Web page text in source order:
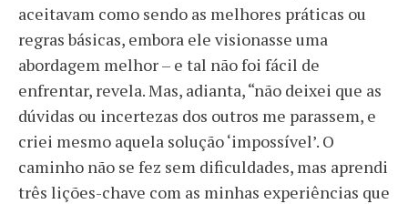
aceitavam como sendo as melhores práticas ou
regras básicas, embora ele visionasse uma
abordagem melhor – e tal não foi fácil de
enfrentar, revela. Mas, adianta, “não deixei que as
dúvidas ou incertezas dos outros me parassem, e
criei mesmo aquela solução ‘impossível’. O
caminho não se fez sem dificuldades, mas aprendi
três lições-chave com as minhas experiências que